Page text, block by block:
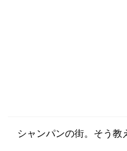
シャンパンの街。そう教